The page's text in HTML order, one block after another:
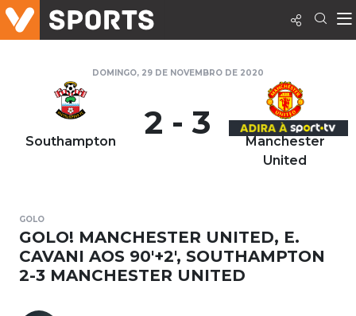
DOMINGO, 29 DE NOVEMBRO DE 2020
Southampton 2 - 3
Manchester
United
GOLO
GOLO! MANCHESTER UNITED, E.
CAVANI AOS 90'+2', SOUTHAMPTON
2-3 MANCHESTER UNITED